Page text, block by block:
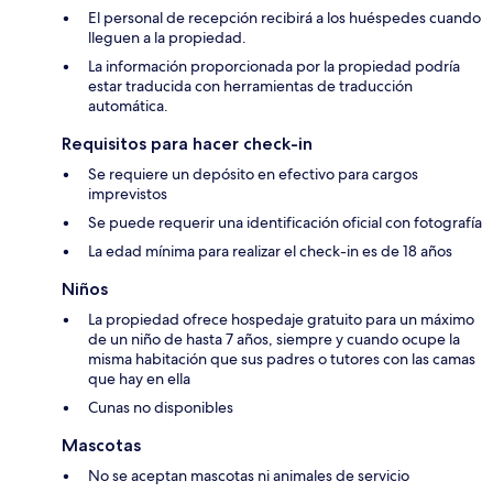
El personal de recepción recibirá a los huéspedes cuando
lleguen a la propiedad.
La información proporcionada por la propiedad podría
estar traducida con herramientas de traducción
automática.
Requisitos para hacer check-in
Se requiere un depósito en efectivo para cargos
imprevistos
Se puede requerir una identificación oficial con fotografía
La edad mínima para realizar el check-in es de 18 años
Niños
La propiedad ofrece hospedaje gratuito para un máximo
de un niño de hasta 7 años, siempre y cuando ocupe la
misma habitación que sus padres o tutores con las camas
que hay en ella
Cunas no disponibles
Mascotas
No se aceptan mascotas ni animales de servicio